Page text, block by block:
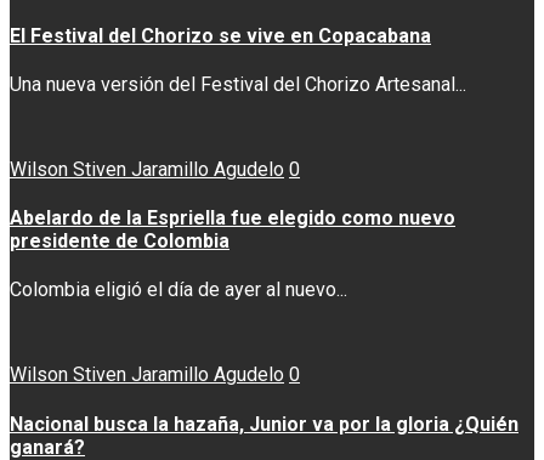
El Festival del Chorizo se vive en Copacabana
Una nueva versión del Festival del Chorizo Artesanal...
Wilson Stiven Jaramillo Agudelo 0
Abelardo de la Espriella fue elegido como nuevo
presidente de Colombia
Colombia eligió el día de ayer al nuevo...
Wilson Stiven Jaramillo Agudelo 0
Nacional busca la hazaña, Junior va por la gloria ¿Quién
ganará?